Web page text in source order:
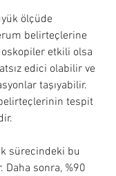
ölçüde
belirteçlerine
etkili olsa
edici olabilir ve
taşıyabilir.
tespit
sürecindeki bu
Daha sonra, %90